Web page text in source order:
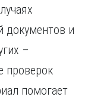
документов и
–
проверок
помогает